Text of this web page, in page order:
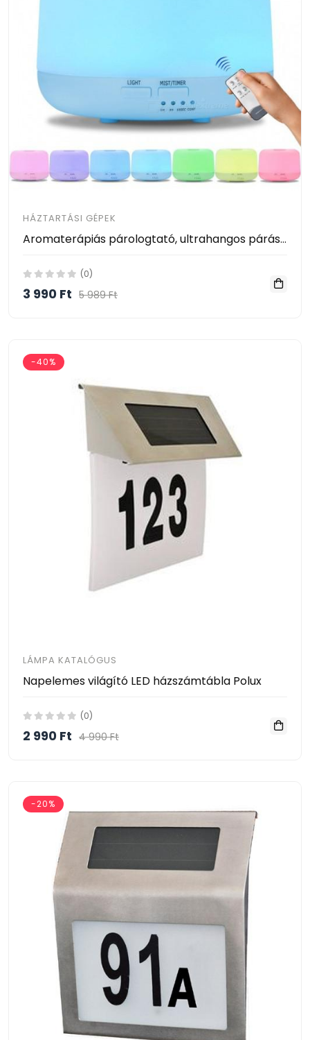
HÁZTARTÁSI GÉPEK
Aromaterápiás párologtató, ultrahangos párásító és illatosító, 7 színű változó led - távirányítóval
(0)
3 990 Ft 5 989 Ft
-40%
LÁMPA KATALÓGUS
Napelemes világító LED házszámtábla Polux
(0)
2 990 Ft 4 990 Ft
-20%